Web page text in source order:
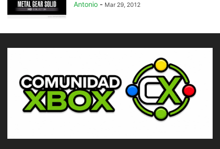
Antonio - Mar 29, 2012